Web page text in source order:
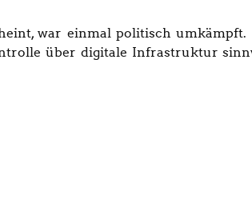
war einmal politisch umkämpft.
über digitale Infrastruktur